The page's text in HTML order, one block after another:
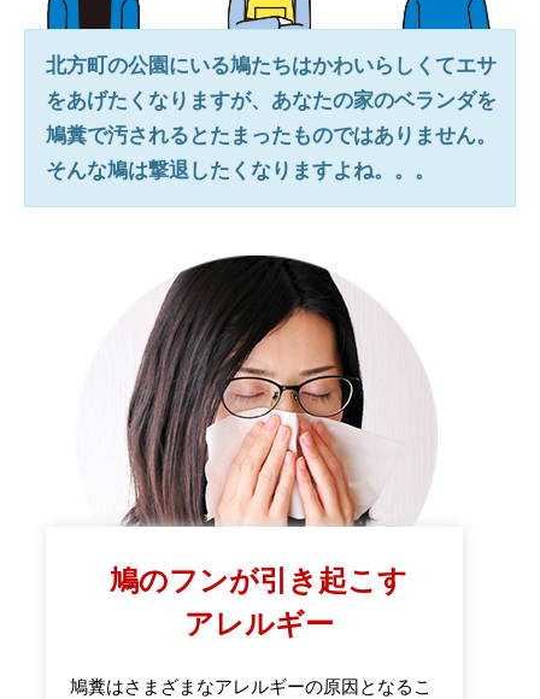
北方町の公園にいる鳩たちはかわいらしくてエサ
をあげたくなりますが、あなたの家のベランダを
鳩糞で汚されるとたまったものではありません。
そんな鳩は撃退したくなりますよね。。。
鳩のフンが引き起こす
アレルギー
鳩糞はさまざまなアレルギーの原因となるこ